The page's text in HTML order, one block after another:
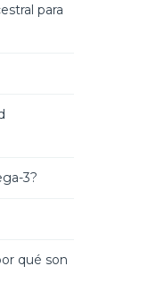
para
3?
qué son